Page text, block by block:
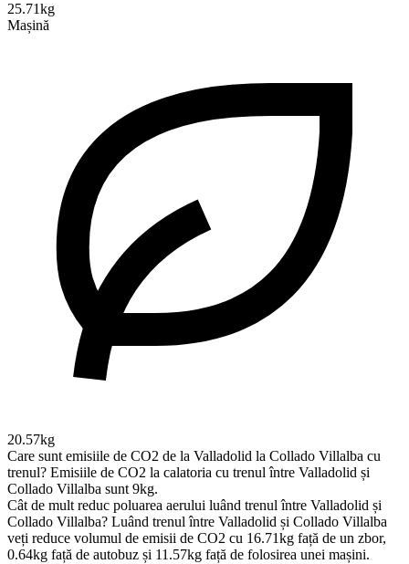
25.71kg
Mașină
20.57kg
Care sunt emisiile de CO2 de la Valladolid la Collado Villalba cu
trenul? Emisiile de CO2 la calatoria cu trenul între Valladolid și
Collado Villalba sunt 9kg.
Cât de mult reduc poluarea aerului luând trenul între Valladolid și
Collado Villalba? Luând trenul între Valladolid și Collado Villalba
veți reduce volumul de emisii de CO2 cu 16.71kg față de un zbor,
0.64kg față de autobuz și 11.57kg față de folosirea unei mașini.